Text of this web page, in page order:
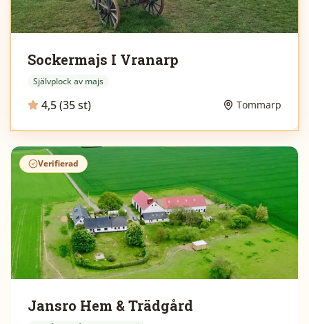
Sockermajs I Vranarp
Självplock av majs
4,5 (35 st) Tommarp
Verifierad
Jansro Hem & Trädgård